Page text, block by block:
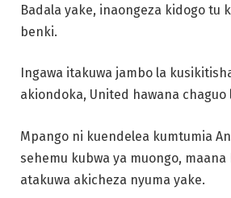
Badala yake, inaongeza kidogo tu
benki.
Ingawa itakuwa jambo la
akiondoka, United hawana chaguo
Mpango ni kuendelea kumtumia
sehemu kubwa ya muongo, maana
atakuwa akicheza nyuma yake.